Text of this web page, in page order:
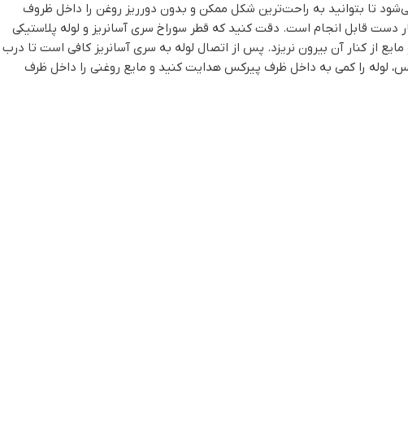
هم برای شما ارسال می‌شود تا بتوانید به راحت‌ترین شکل ممکن و بدون دورریز روغن را داخل ظروف
دست قابل انجام است. دقت کنید که قطر سوراخ سری آسانریز و لوله پلاستیکی
از کنار آن بیرون نریزد. پس از اتصال لوله به سری آسانریز کافی است تا درب
پیرکس، لوله را کمی به داخل ظرف پیرکس هدایت کنید و مایع روغنی را داخل ظرف